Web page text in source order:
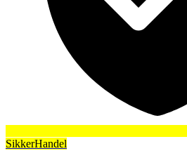
SikkerHandel